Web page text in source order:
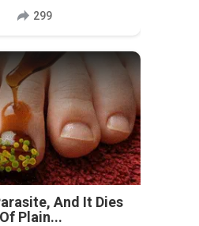
299
And It Dies
Plain...